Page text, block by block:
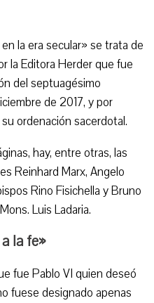
la era secular» se trata de
la Editora Herder que fue
del septuagésimo
de 2017, y por
ordenación sacerdotal.
hay, entre otras, las
Reinhard Marx, Angelo
Rino Fisichella y Bruno
Luis Ladaria.
la fe»
fue Pablo VI quien deseó
fuese designado apenas